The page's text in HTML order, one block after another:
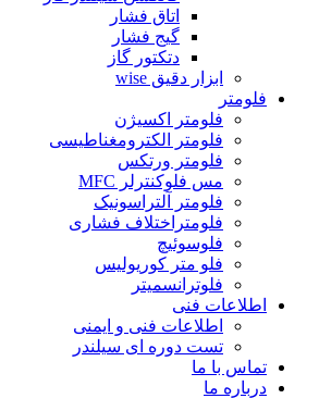
اتاق فشار
گیج فشار
دتکتور گاز
ابزار دقیق wise
فلومتر
فلومتر اکسیژن
فلومتر الکترومغناطیسی
فلومتر ورتکس
مس فلوکنترلر MFC
فلومتر آلتراسونیک
فلومتراختلاف فشاری
فلوسوئیچ
فلو متر کوریولیس
فلوترانسمیتر
اطلاعات فنی
اطلاعات فنی و ایمنی
تست دوره ای سیلندر
تماس با ما
درباره ما